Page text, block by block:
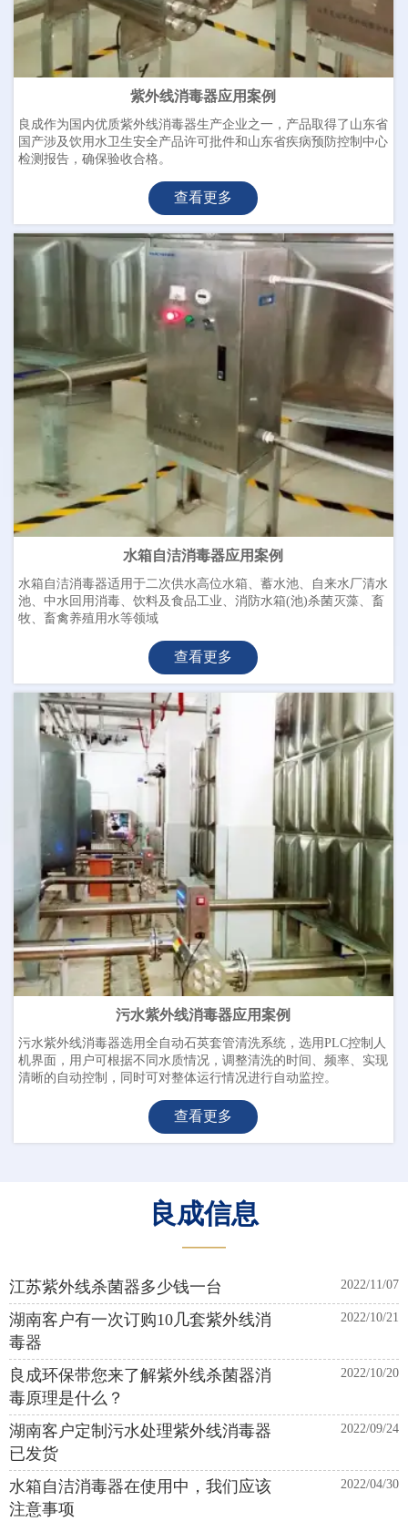
紫外线消毒器应用案例
良成作为国内优质紫外线消毒器生产企业之一，产品取得了山东省
国产涉及饮用水卫生安全产品许可批件和山东省疾病预防控制中心
检测报告，确保验收合格。
查看更多
水箱自洁消毒器应用案例
水箱自洁消毒器适用于二次供水高位水箱、蓄水池、自来水厂清水
池、中水回用消毒、饮料及食品工业、消防水箱(池)杀菌灭藻、畜
牧、畜禽养殖用水等领域
查看更多
污水紫外线消毒器应用案例
污水紫外线消毒器选用全自动石英套管清洗系统，选用PLC控制人
机界面，用户可根据不同水质情况，调整清洗的时间、频率、实现
清晰的自动控制，同时可对整体运行情况进行自动监控。
查看更多
良成信息
———
江苏紫外线杀菌器多少钱一台 2022/11/07
湖南客户有一次订购10几套紫外线消
毒器
2022/10/21
良成环保带您来了解紫外线杀菌器消
毒原理是什么？
2022/10/20
湖南客户定制污水处理紫外线消毒器
已发货
2022/09/24
水箱自洁消毒器在使用中，我们应该
注意事项
2022/04/30